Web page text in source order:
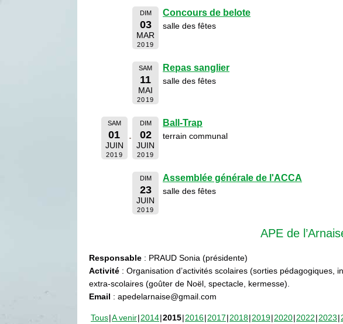
DIM
03
MAR
2019
Concours de belote
salle des fêtes
SAM
11
MAI
2019
Repas sanglier
salle des fêtes
SAM
01
JUIN
2019
DIM
02
JUIN
2019
Ball-Trap
terrain communal
DIM
23
JUIN
2019
Assemblée générale de l'ACCA
salle des fêtes
APE de
Responsable : PRAUD Sonia (présidente)
Activité : Organisation d’activités scolaires (sorties pédagogiques,
extra-scolaires (goûter de Noël, spectacle, kermesse).
Email : apedelarnaise@gmail.com
Tous A venir 2014 2015 2016 2017 2018 2019 2020 2022 2023